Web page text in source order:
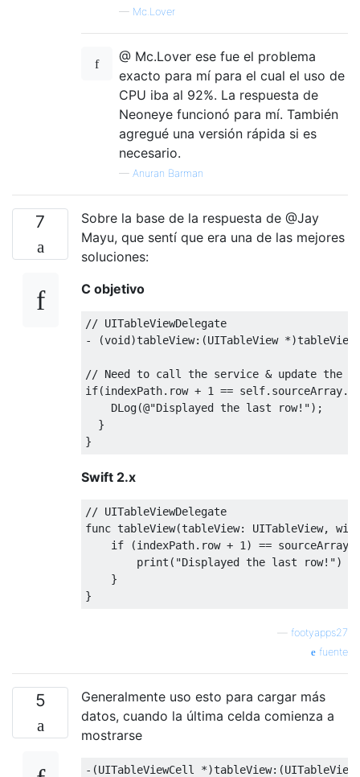
— Mc.Lover
@ Mc.Lover ese fue el problema
exacto para mí para el cual el uso de
CPU iba al 92%. La respuesta de
Neoneye funcionó para mí. También
agregué una versión rápida si es
necesario.
— Anuran Barman
7
Sobre la base de la respuesta de @Jay
Mayu, que sentí que era una de las mejores
soluciones:
C objetivo
// UITableViewDelegate
-
(void)tableView:(UITableView *)
// Need to call the service & update the
if(indexPath. row + 1 == self. sourceArray.
DLog(@"Displayed the last row!");
}
}
Swift 2.x
// UITableViewDelegate
func tableView(tableView: UITableView,
if
(indexPath. row + 1 ) == sourceArray
print ( "Displayed the last row!")
}
}
footyapps27
fuente
5
Generalmente uso esto para cargar más
datos, cuando la última celda comienza a
mostrarse
-(UITableViewCell *)tableView:(UITableView